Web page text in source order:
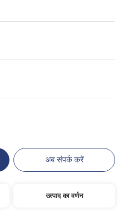
अब संपर्क करें
उत्पाद का वर्णन